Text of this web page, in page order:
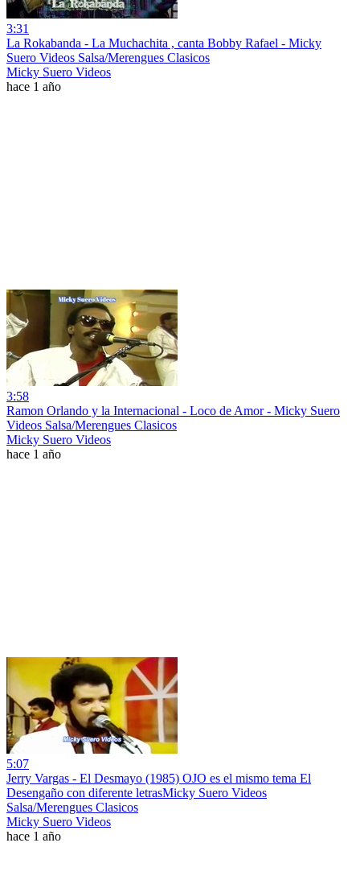
3:31
La Rokabanda - La Muchachita , canta Bobby Rafael - Micky
Suero Videos Salsa/Merengues Clasicos
Micky Suero Videos
hace 1 año
3:58
Ramon Orlando y la Internacional - Loco de Amor - Micky Suero
Videos Salsa/Merengues Clasicos
Micky Suero Videos
hace 1 año
5:07
Jerry Vargas - El Desmayo (1985) OJO es el mismo tema El
Desengaño con diferente letrasMicky Suero Videos
Salsa/Merengues Clasicos
Micky Suero Videos
hace 1 año